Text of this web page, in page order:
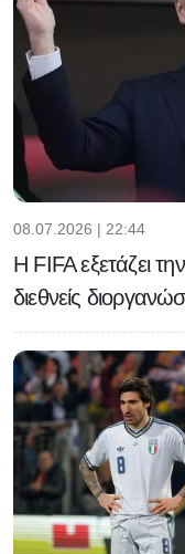
08.07.2026 | 22:44
Η FIFA εξετάζει
διεθνείς